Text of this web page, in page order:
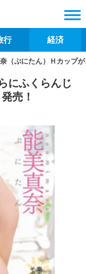
行 経済
（ぷにたん）Ｈカップ
にふくらんじ
売！